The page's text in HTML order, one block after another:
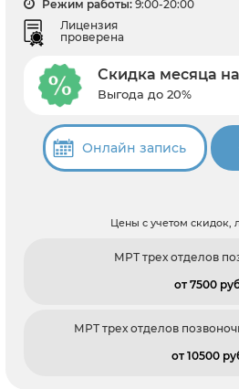
Режим работы: 9:00-20:00
Лицензия
проверена
Скидка месяца
Выгода до 20%
Онлайн запись
Цены с учетом скидок,
МРТ трех отделов
от 7500
МРТ трех отделов
от 10500